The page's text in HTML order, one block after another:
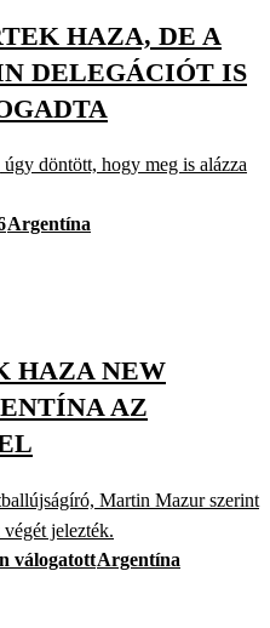
HAZA, DE A
DELEGÁCIÓT IS
döntött, hogy meg is alázza
Argentína
HAZA NEW
AZ
Martin Mazur szerint
jelezték.
válogatottArgentína